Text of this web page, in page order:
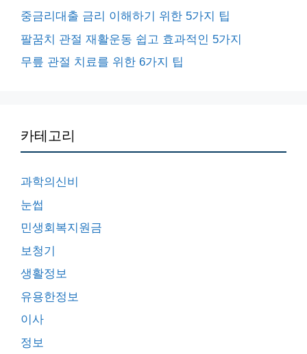
중금리대출 금리 이해하기 위한 5가지 팁
팔꿈치 관절 재활운동 쉽고 효과적인 5가지
무릎 관절 치료를 위한 6가지 팁
카테고리
과학의신비
눈썹
민생회복지원금
보청기
생활정보
유용한정보
이사
정보